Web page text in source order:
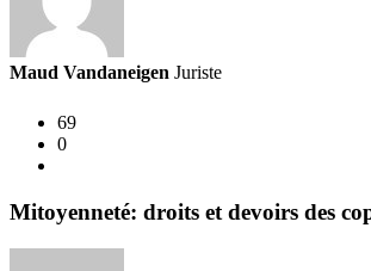
Maud Vandaneigen Juriste
69
0
Mitoyenneté: droits et devoirs des